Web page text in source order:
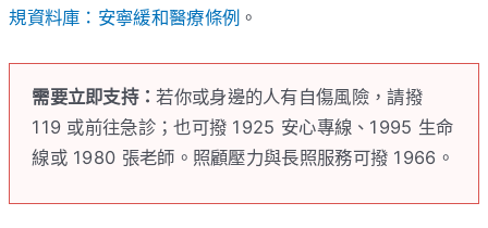
規資料庫：安寧緩和醫療條例 。
需要立即支持：若你或身邊的人有自傷風險，請撥
119 或前往急診；也可撥 1925 安心專線、1995 生命
線或 1980 張老師。照顧壓力與長照服務可撥 1966。